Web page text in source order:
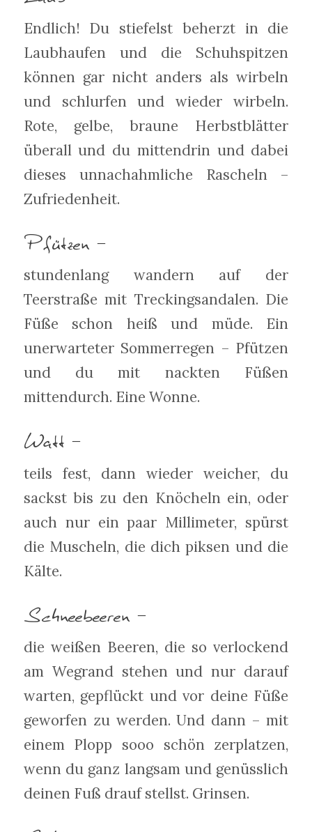
Endlich! Du stiefelst beherzt in die
Laubhaufen und die Schuhspitzen
können gar nicht anders als wirbeln
und schlurfen und wieder wirbeln.
Rote, gelbe, braune Herbstblätter
überall und du mittendrin und dabei
dieses unnachahmliche Rascheln –
Zufriedenheit.
Pfützen –
stundenlang wandern auf der
Teerstraße mit Treckingsandalen. Die
Füße schon heiß und müde. Ein
unerwarteter Sommerregen – Pfützen
und du mit nackten Füßen
mittendurch. Eine Wonne.
Watt –
teils fest, dann wieder weicher, du
sackst bis zu den Knöcheln ein, oder
auch nur ein paar Millimeter, spürst
die Muscheln, die dich piksen und die
Kälte.
Schneebeeren –
die weißen Beeren, die so verlockend
am Wegrand stehen und nur darauf
warten, gepflückt und vor deine Füße
geworfen zu werden. Und dann – mit
einem Plopp sooo schön zerplatzen,
wenn du ganz langsam und genüsslich
deinen Fuß drauf stellst. Grinsen.